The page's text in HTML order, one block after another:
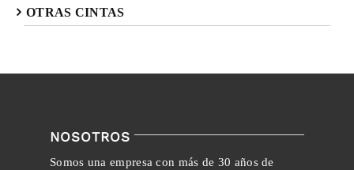
OTRAS CINTAS
NOSOTROS
Somos una empresa con más de 30 años de